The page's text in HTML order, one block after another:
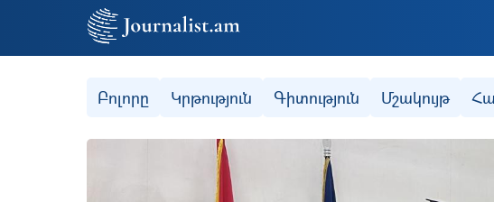
Բոլորը Կրթություն Գիտություն Մշակույթ